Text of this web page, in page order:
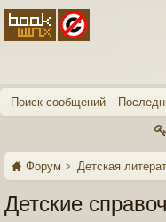
Поиск сообщений
Форум Детская
Детские